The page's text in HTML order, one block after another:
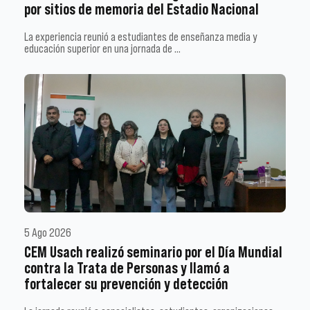
por sitios de memoria del Estadio Nacional
La experiencia reunió a estudiantes de enseñanza media y
educación superior en una jornada de …
5 Ago 2026
CEM Usach realizó seminario por el Día Mundial
contra la Trata de Personas y llamó a
fortalecer su prevención y detección